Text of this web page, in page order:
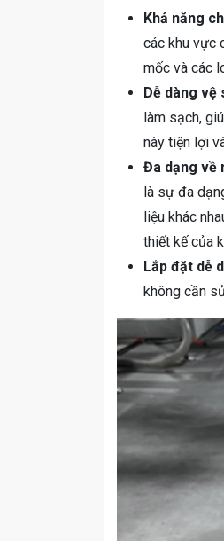
Khả năng
các khu vực
mốc và các
Dễ dàng
làm sạch,
này tiện lợi
Đa dạng về
là sự đa
liệu khác
thiết kế của
Lắp đặt dễ
không cần